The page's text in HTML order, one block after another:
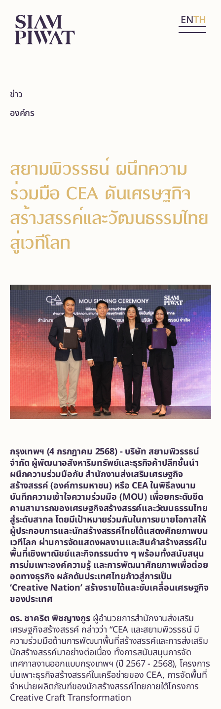
ENTH
ข่าว
องค์กร
สยามพิวรรธน์ ผนึกความ
ร่วมมือ CEA ดันเศรษฐกิจ
สร้างสรรค์และวัฒนธรรมไทย
สู่เวทีโลก
กรุงเทพฯ (4 กรกฎาคม 2568) - บริษัท สยามพิวรรธน์
จำกัด ผู้พัฒนาอสังหาริมทรัพย์และธุรกิจค้าปลีกชั้นนำ
ผนึกความร่วมมือกับ สำนักงานส่งเสริมเศรษฐกิจ
สร้างสรรค์ (องค์การมหาชน) หรือ CEA ในพิธีลงนาม
บันทึกความเข้าใจความร่วมมือ (MOU) เพื่อยกระดับขีด
คามสามารถของเศรษฐกิจสร้างสรรค์และวัฒนธรรมไทย
สู่ระดับสากล โดยมีเป้าหมายร่วมกันในการขยายโอกาสให้
ผู้ประกอบการและนักสร้างสรรค์ไทยได้แสดงศักยภาพบน
เวทีโลก ผ่านการจัดแสดงผลงานและสินค้าสร้างสรรค์ใน
พื้นที่เชิงพาณิชย์และกิจกรรมต่าง ๆ พร้อมทั้งสนับสนุน
การบ่มเพาะองค์ความรู้ และการพัฒนาศักยภาพเพื่อต่อย
อดทางธุรกิจ ผลักดันประเทศไทยก้าวสู่การเป็น
‘Creative Nation’ สร้างรายได้และขับเคลื่อนเศรษฐกิจ
ของประเทศ
ดร. ชาคริต พิชญางกูรผู้อำนวยการสำนักงานส่งเสริม
เศรษฐกิจสร้างสรรค์ กล่าวว่า “CEA และสยามพิวรรธน์ มี
ความร่วมมือด้านการพัฒนาพื้นที่สร้างสรรค์และการส่งเสริม
นักสร้างสรรค์มาอย่างต่อเนื่อง ทั้งการสนับสนุนการจัด
เทศกาลงานออกแบบกรุงเทพฯ (ปี 2567 - 2568), โครงการ
บ่มเพาะธุรกิจสร้างสรรค์ในเครือข่ายของ CEA, การจัดพื้นที่
จำหน่ายผลิตภัณฑ์ของนักสร้างสรรค์ไทยภายใต้โครงการ
Creative Craft Transformation